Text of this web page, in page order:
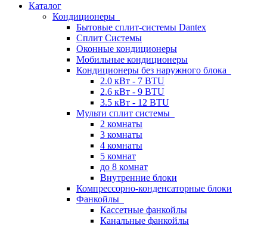
Каталог
Кондиционеры
Бытовые сплит-системы Dantex
Сплит Системы
Оконные кондиционеры
Мобильные кондиционеры
Кондиционеры без наружного блока
2.0 кВт - 7 BTU
2.6 кВт - 9 BTU
3.5 кВт - 12 BTU
Мульти сплит системы
2 комнаты
3 комнаты
4 комнаты
5 комнат
до 8 комнат
Внутренние блоки
Компрессорно-конденсаторные блоки
Фанкойлы
Кассетные фанкойлы
Канальные фанкойлы